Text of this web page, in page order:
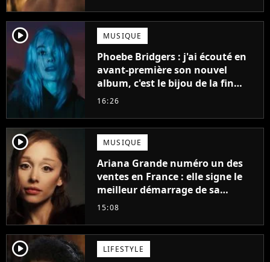
player2 MUSIQUE
Phoebe Bridgers : j'ai écouté en
avant-première son nouvel
album, c'est le bijou de la fin
d'été
16:26
player2 MUSIQUE
Ariana Grande numéro un des
ventes en France : elle signe le
meilleur démarrage de sa
carrière avec son album Petal
15:08
player2 LIFESTYLE